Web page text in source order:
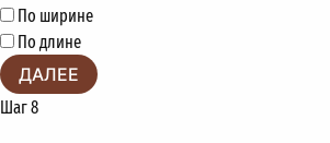
По ширине
По длине
ДАЛЕЕ
Шаг 8